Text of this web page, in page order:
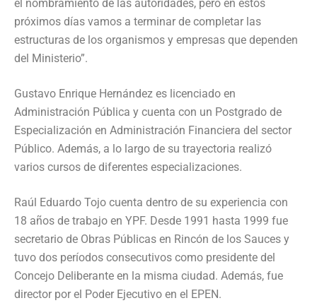
el nombramiento de las autoridades, pero en estos
próximos días vamos a terminar de completar las
estructuras de los organismos y empresas que dependen
del Ministerio”.
Gustavo Enrique Hernández es licenciado en
Administración Pública y cuenta con un Postgrado de
Especialización en Administración Financiera del sector
Público. Además, a lo largo de su trayectoria realizó
varios cursos de diferentes especializaciones.
Raúl Eduardo Tojo cuenta dentro de su experiencia con
18 años de trabajo en YPF. Desde 1991 hasta 1999 fue
secretario de Obras Públicas en Rincón de los Sauces y
tuvo dos períodos consecutivos como presidente del
Concejo Deliberante en la misma ciudad. Además, fue
director por el Poder Ejecutivo en el EPEN.